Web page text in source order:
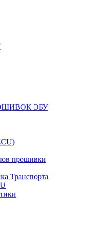
ЭБУ
прошивки
Транспорта